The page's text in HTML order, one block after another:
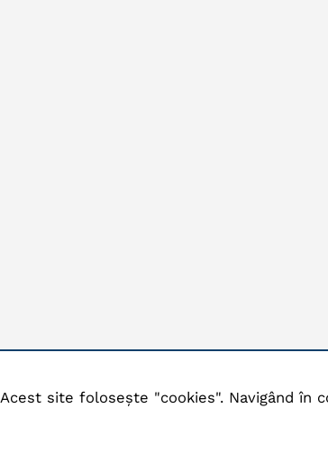
Acest site folosește "cookies". Navigând în